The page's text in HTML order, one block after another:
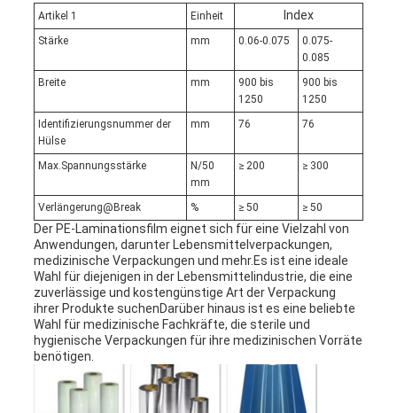
Artikel 1 Einheit Index
Stärke mm 0.06-0.075
0.075-
0.085
Breite
mm
900 bis
1250
900 bis
1250
Identifizierungsnummer der
Hülse
mm 76 76
Max.Spannungsstärke
N/50
mm
≥ 200 ≥ 300
Verlängerung@Break % ≥ 50 ≥ 50
Der PE-Laminationsfilm eignet sich für eine Vielzahl von
Anwendungen, darunter Lebensmittelverpackungen,
medizinische Verpackungen und mehr.Es ist eine ideale
Wahl für diejenigen in der Lebensmittelindustrie, die eine
zuverlässige und kostengünstige Art der Verpackung
ihrer Produkte suchenDarüber hinaus ist es eine beliebte
Wahl für medizinische Fachkräfte, die sterile und
hygienische Verpackungen für ihre medizinischen Vorräte
benötigen.